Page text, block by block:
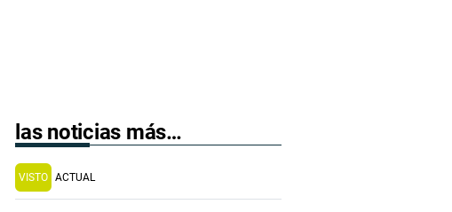
las noticias más…
VISTO ACTUAL